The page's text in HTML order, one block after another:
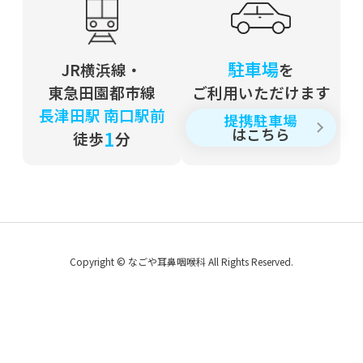
夏の東北探訪記
コロナウィルスと世界
2020年05月13日
医師会副会長就任
ベルリンの壁の向こうに
JR横浜線・
東急田園都市線
長津田駅 南口駅前
徒歩1分
駐車場を
ご利用いただけます
提携駐車場
はこちら
Copyright © なごや耳鼻咽喉科 All Rights Reserved.